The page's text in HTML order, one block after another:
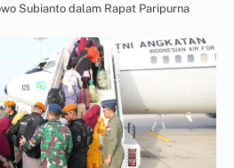
Subianto dalam Rapat Paripurna